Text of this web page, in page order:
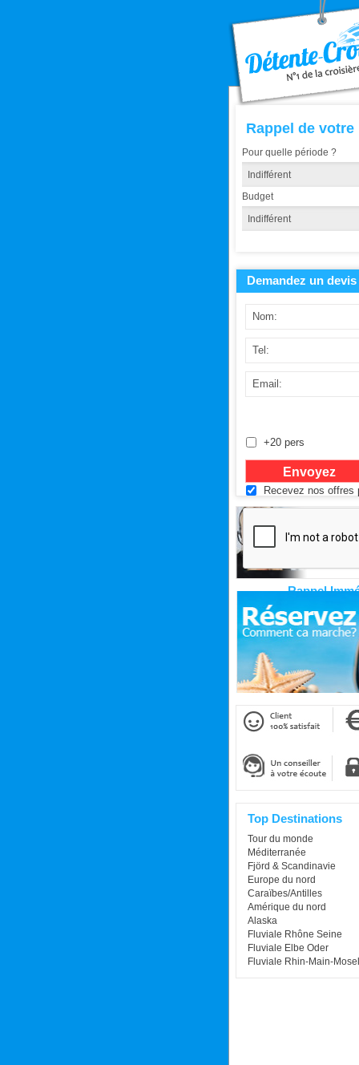
Rappel de
Pour quelle période ?
Budget
Demandez un
+20 pers
Recevez nos offres
Rappel
Top Destinations
Tour du monde
Méditerranée
Fjörd & Scandinavie
Europe du nord
Caraïbes/Antilles
Amérique du nord
Alaska
Fluviale Rhône Seine
Fluviale Elbe Oder
Fluviale Rhin-Main-